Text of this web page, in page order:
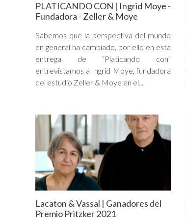
PLATICANDO CON | Ingrid Moye -
Fundadora - Zeller & Moye
Sabemos que la perspectiva del mundo
en general ha cambiado, por ello en esta
entrega de “Platicando con”
entrevistamos a Ingrid Moye, fundadora
del estudio Zeller & Moye en el...
Lacaton & Vassal | Ganadores del
Premio Pritzker 2021